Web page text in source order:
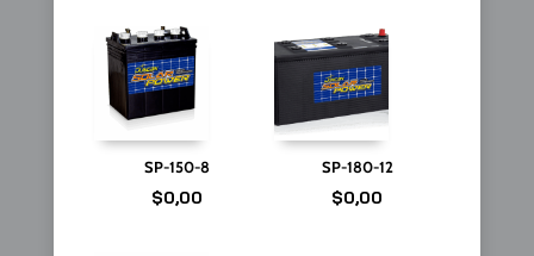
SP-150-8
$0,00
SP-180-12
$0,00